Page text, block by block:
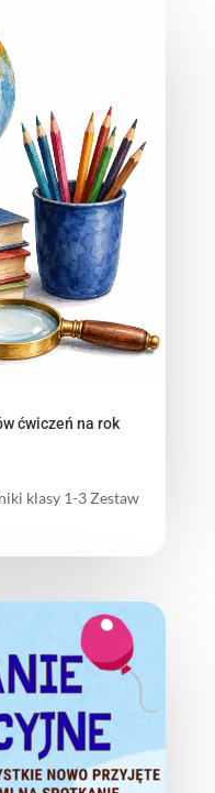
ćwiczeń na rok
klasy 1-3 Zestaw